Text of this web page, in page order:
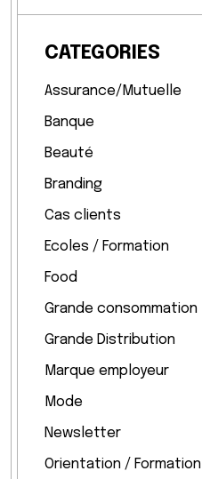
CATEGORIES
Assurance/Mutuelle
Banque
Beauté
Branding
Cas clients
Ecoles / Formation
Food
Grande consommation
Grande Distribution
Marque employeur
Mode
Newsletter
Orientation / Formation